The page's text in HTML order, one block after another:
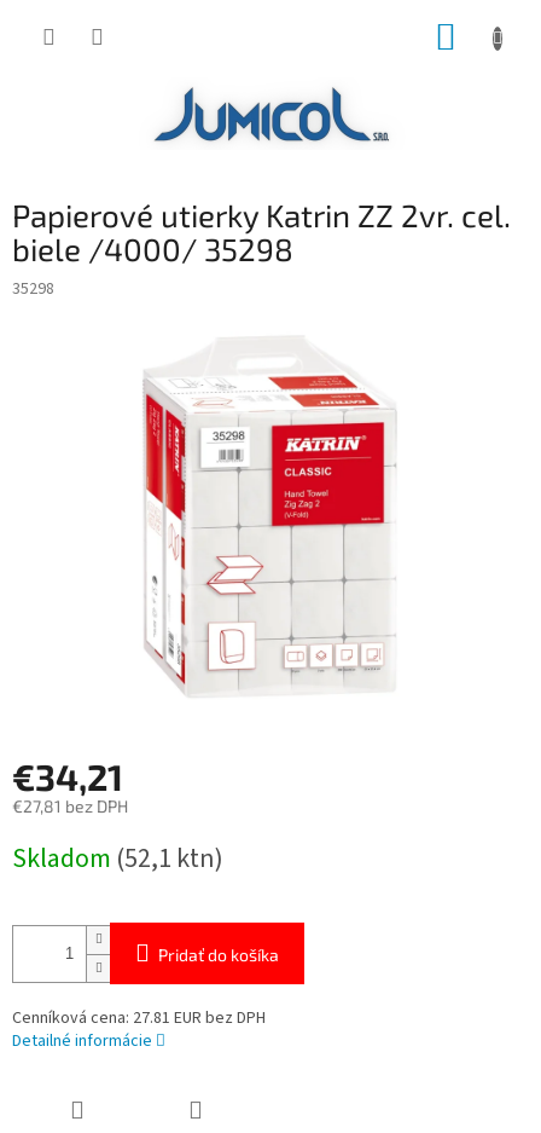
Papierové utierky Katrin ZZ 2vr. cel.
biele /4000/ 35298
35298
€34,21
€27,81 bez DPH
cena:
Skladom (52,1 ktn)
Pridať do košíka
Cenníková cena: 27.81 EUR bez DPH
Detailné informácie